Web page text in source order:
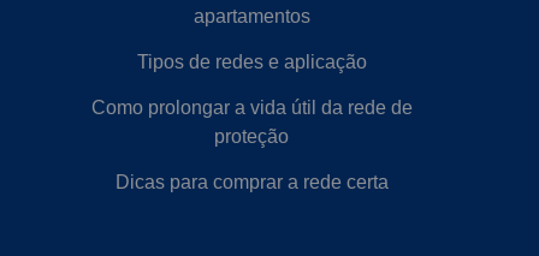
apartamentos
Tipos de redes e aplicação
Como prolongar a vida útil da rede de
proteção
Dicas para comprar a rede certa